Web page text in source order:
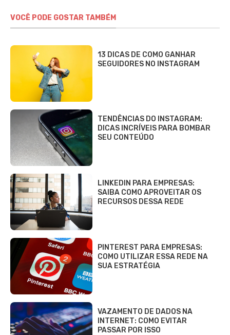
VOCÊ PODE GOSTAR TAMBÉM
13 DICAS DE COMO GANHAR
SEGUIDORES NO INSTAGRAM
TENDÊNCIAS DO INSTAGRAM:
DICAS INCRÍVEIS PARA BOMBAR
SEU CONTEÚDO
LINKEDIN PARA EMPRESAS:
SAIBA COMO APROVEITAR OS
RECURSOS DESSA REDE
PINTEREST PARA EMPRESAS:
COMO UTILIZAR ESSA REDE NA
SUA ESTRATÉGIA
VAZAMENTO DE DADOS NA
INTERNET: COMO EVITAR
PASSAR POR ISSO